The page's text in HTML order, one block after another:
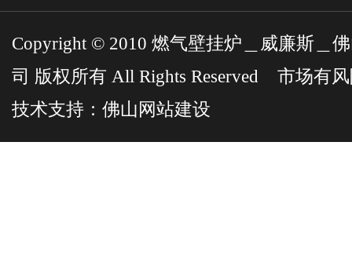
Copyright © 2010 燃气壁挂炉＿威廉斯＿
司 版权所有 All Rights Reserved 市场有
技术支持： 佛山网站建设